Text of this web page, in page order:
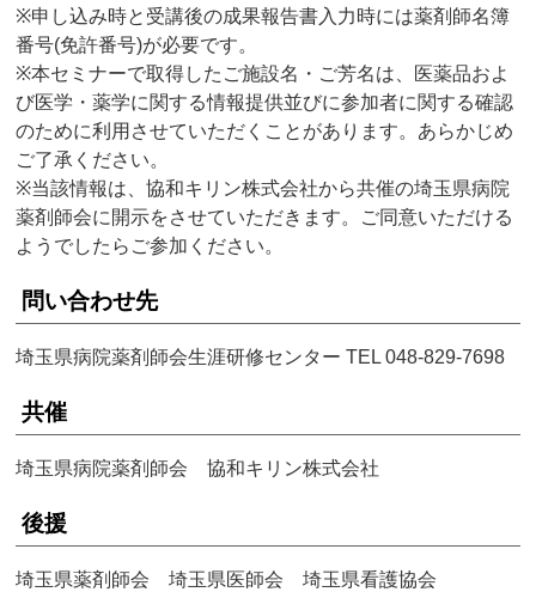
※申し込み時と受講後の成果報告書入力時には薬剤師名簿
番号(免許番号)が必要です。
※本セミナーで取得したご施設名・ご芳名は、医薬品およ
び医学・薬学に関する情報提供並びに参加者に関する確認
のために利用させていただくことがあります。あらかじめ
ご了承ください。
※当該情報は、協和キリン株式会社から共催の埼玉県病院
薬剤師会に開示をさせていただきます。ご同意いただける
ようでしたらご参加ください。
問い合わせ先
埼玉県病院薬剤師会生涯研修センター TEL 048-829-7698
共催
埼玉県病院薬剤師会 協和キリン株式会社
後援
埼玉県薬剤師会 埼玉県医師会 埼玉県看護協会